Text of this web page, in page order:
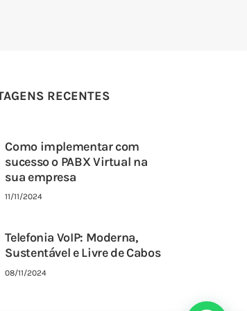
RECENTES
Como implementar com
sucesso o PABX Virtual na
sua empresa
11/11/2024
Telefonia VoIP: Moderna,
Sustentável e Livre de Cabos
08/11/2024